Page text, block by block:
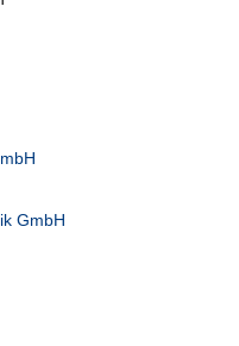
GmbH